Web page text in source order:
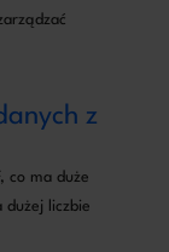
z
co ma duże
dużej liczbie